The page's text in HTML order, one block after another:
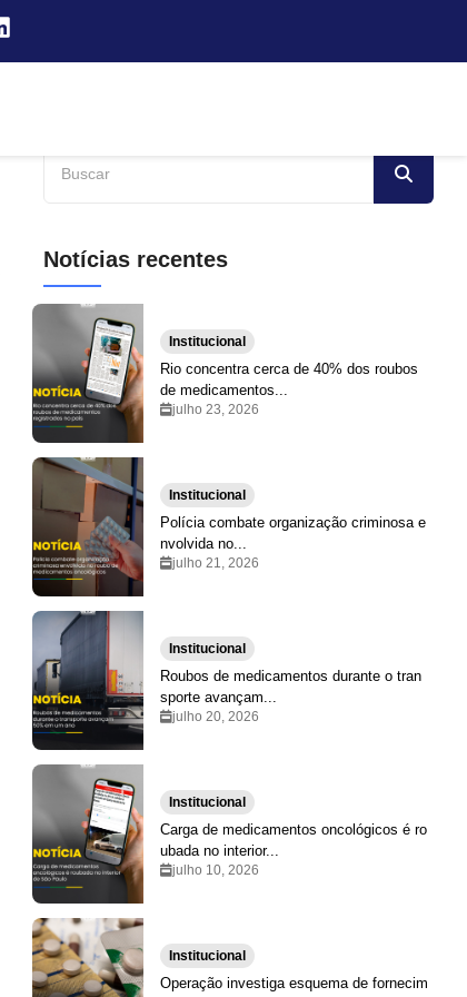
Notícias recentes
Institucional
Rio concentra cerca de 40% dos roubos
de medicamentos...
julho 23, 2026
Institucional
Polícia combate organização criminosa e
nvolvida no...
julho 21, 2026
Institucional
Roubos de medicamentos durante o tran
sporte avançam...
julho 20, 2026
Institucional
Carga de medicamentos oncológicos é ro
ubada no interior...
julho 10, 2026
Institucional
Operação investiga esquema de fornecim